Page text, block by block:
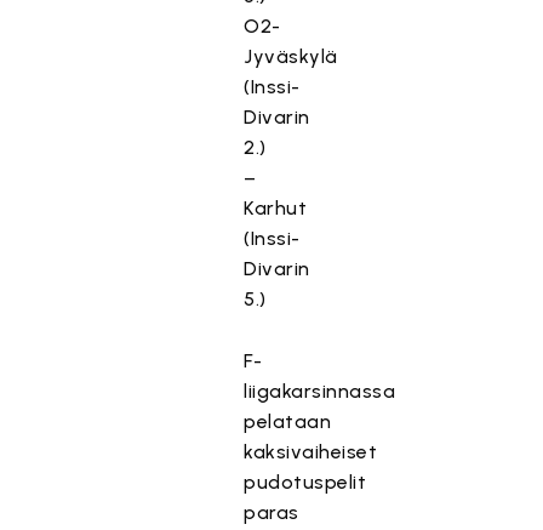
O2-
Jyväskylä
(Inssi-
Divarin
2.)
–
Karhut
(Inssi-
Divarin
5.)
F-
liigakarsinnassa
pelataan
kaksivaiheiset
pudotuspelit
paras